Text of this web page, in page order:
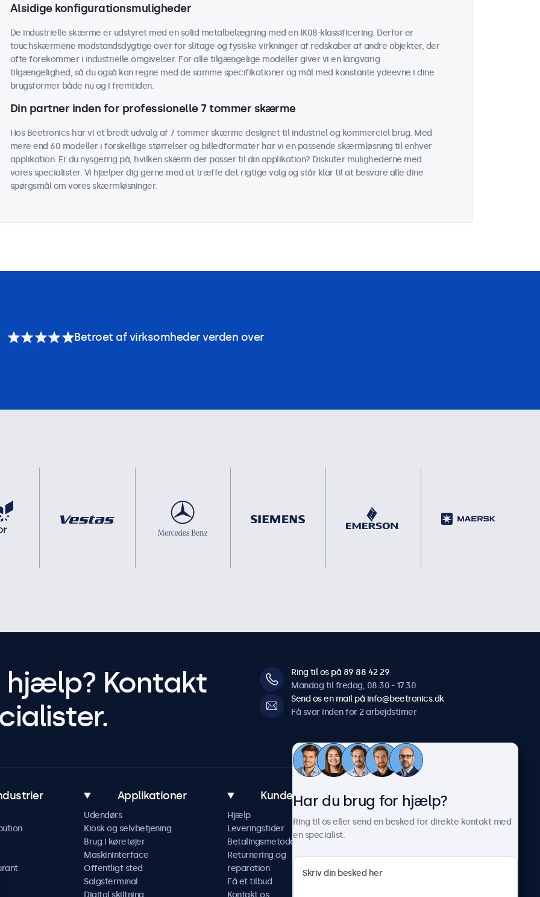
Alsidige konfigurationsmuligheder
De industrielle skærme er udstyret med en solid metalbelægning med en IK08-klassificering. Derfor er
touchskærmene modstandsdygtige over for slitage og fysiske virkninger af redskaber af andre objekter, der
ofte forekommer i industrielle omgivelser. For alle tilgængelige modeller giver vi en langvarig
tilgængelighed, så du også kan regne med de samme specifikationer og mål med konstante ydeevne i dine
brugsformer både nu og i fremtiden.
Din partner inden for professionelle 7 tommer skærme
Hos Beetronics har vi et bredt udvalg af 7 tommer skærme designet til industriel og kommerciel brug. Med
mere end 60 modeller i forskellige størrelser og billedformater har vi en passende skærmløsning til enhver
applikation. Er du nysgerrig på, hvilken skærm der passer til din applikation? Diskuter mulighederne med
vores specialister. Vi hjælper dig gerne med at træffe det rigtige valg og står klar til at besvare alle dine
spørgsmål om vores skærmløsninger.
Betroet af virksomheder verden over
hjælp? Kontakt
Ring til os på 89 88 42 29
Mandag til fredag, 08:30 - 17:30
Send os en mail på info@beetronics.dk
Få svar inden for 2 arbejdstimer
Applikationer
Udendørs
Kiosk og selvbetjening
Brug i køretøjer
Maskininterface
Offentligt sted
Salgsterminal
Digital skiltning
Kundeservice
Hjælp
Leveringstider
Betalingsmetoder
Returnering og
reparation
Få et tilbud
Kontakt os
Om Beetronics
Arbejd hos os
Har du brug for hjælp?
Ring til os eller send en besked for direkte kontakt med
en specialist.